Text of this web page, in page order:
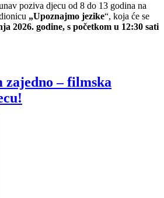
poziva djecu od 8 do 13 godina na
„Upoznajmo jezike“, koja će se
2026. godine, s početkom u 12:30 sati
– filmska